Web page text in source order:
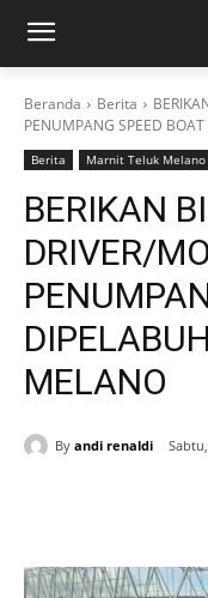
Beranda Berita
PENUMPANG SPEED
Berita Marnit Teluk Melano
BERIKAN
DRIVER/
MELANO
By andi renaldi